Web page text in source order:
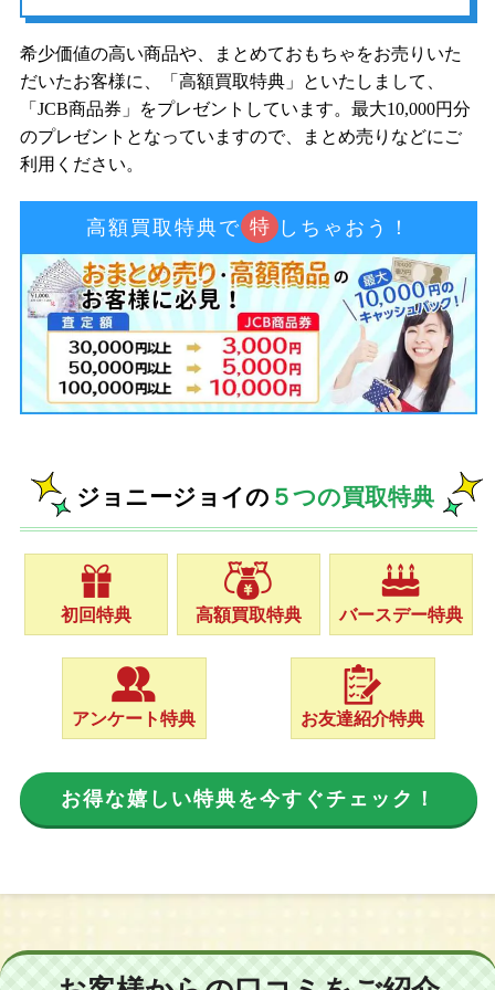
希少価値の高い商品や、まとめておもちゃをお売りいた
だいたお客様に、「高額買取特典」といたしまして、
「JCB商品券」をプレゼントしています。最大10,000円分
のプレゼントとなっていますので、まとめ売りなどにご
利用ください。
高額買取特典で 特 しちゃおう！
ジョニージョイの ５つの買取特典
初回特典 高額買取特典 バースデー特典
アンケート特典 お友達紹介特典
お得な嬉しい特典を今すぐチェック！